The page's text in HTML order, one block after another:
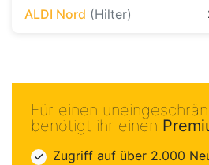
ALDI Nord (Hilter)
Für einen
benötigt ihr einen
Zugriff auf über 2.000